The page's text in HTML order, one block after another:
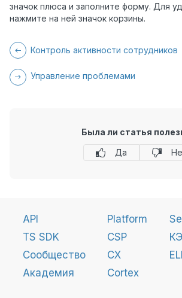
значок плюса и заполните форму. Для
нажмите на ней значок корзины.
Контроль активности сотрудников
Управление проблемами
Была ли статья
Да
API
TS SDK
Сообщество
Академия
Platform
CSP
CX
Cortex